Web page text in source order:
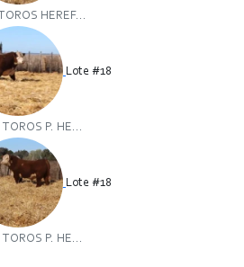
TOROS HEREF...
Lote #18
TOROS P. HE...
Lote #18
TOROS P. HE...